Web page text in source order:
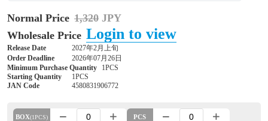
Normal Price 1,320 JPY
Wholesale Price Login to view
Release Date
2027年2月上旬
Order Deadline
2026年07月26日
Minimum Purchase Quantity
1PCS
Starting Quantity
1PCS
JAN Code
4580831906772
BOX(1PCS) PCS